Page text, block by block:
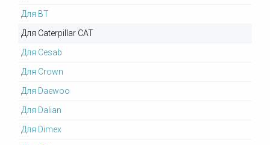
Для BT
Для Caterpillar CAT
Для Cesab
Для Crown
Для Daewoo
Для Dalian
Для Dimex